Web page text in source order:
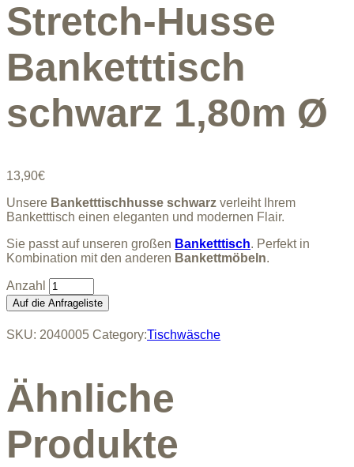
Stretch-Husse
Banketttisch
schwarz 1,80m Ø
13,90€
Unsere Banketttischhusse schwarz verleiht Ihrem
Banketttisch einen eleganten und modernen Flair.
Sie passt auf unseren großen Banketttisch. Perfekt in
Kombination mit den anderen Bankettmöbeln.
Stretch-
Husse
Banketttisch
schwarz
1,80m
Auf die Anfrageliste
SKU: 2040005 Category:Tischwäsche
Ähnliche
Produkte